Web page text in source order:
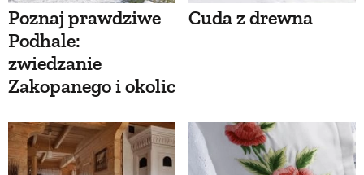
Poznaj prawdziwe
Podhale:
zwiedzanie
Zakopanego i okolic
Cuda z drewna